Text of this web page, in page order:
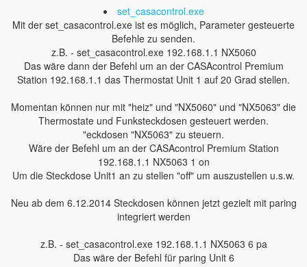
set_casacontrol.exe
Mit der set_casacontrol.exe ist es möglich, Parameter gesteuerte
Befehle zu senden.
z.B. - set_casacontrol.exe 192.168.1.1 NX5060
Das wäre dann der Befehl um an der CASAcontrol Premium
Station 192.168.1.1 das Thermostat Unit 1 auf 20 Grad stellen.
Momentan können nur mit "heiz" und "NX5060" und "NX5063" die
Thermostate und Funksteckdosen gesteuert werden.
"eckdosen "NX5063" zu steuern.
Wäre der Befehl um an der CASAcontrol Premium Station
192.168.1.1 NX5063 1 on
Um die Steckdose Unit1 an zu stellen "off" um auszustellen u.s.w.
Neu ab dem 6.12.2014 Steckdosen können jetzt gezielt mit paring
integriert werden
z.B. - set_casacontrol.exe 192.168.1.1 NX5063 6 pa
Das wäre der Befehl für paring Unit 6